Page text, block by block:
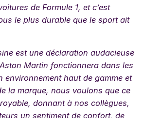
de Formule 1, et c’est
le plus durable que le sport ait
est une déclaration audacieuse
Martin fonctionnera dans les
environnement haut de gamme et
la marque, nous voulons que ce
donnant à nos collègues,
un sentiment de confort, de